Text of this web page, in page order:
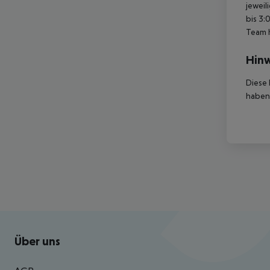
bis
Team
Diese
Footer navigation
Über uns